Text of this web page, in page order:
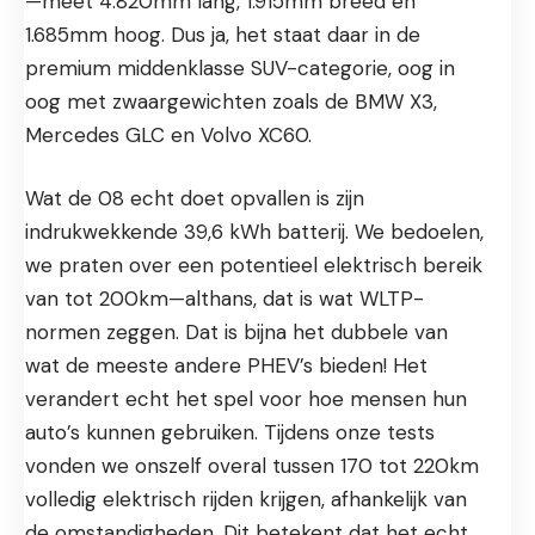
1.685mm hoog. Dus ja, het staat daar in de
premium middenklasse SUV-categorie, oog in
oog met zwaargewichten zoals de BMW X3,
Mercedes GLC en Volvo XC60.
Wat de 08 echt doet opvallen is zijn
indrukwekkende 39,6 kWh batterij. We bedoelen,
we praten over een potentieel elektrisch bereik
van tot 200km—althans, dat is wat WLTP-
normen zeggen. Dat is bijna het dubbele van
wat de meeste andere PHEV’s bieden! Het
verandert echt het spel voor hoe mensen hun
auto’s kunnen gebruiken. Tijdens onze tests
vonden we onszelf overal tussen 170 tot 220km
volledig elektrisch rijden krijgen, afhankelijk van